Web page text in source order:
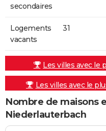
secondaires
Logements
vacants
31
Les villes avec le
Les villes avec le
Nombre de maisons
Niederlauterbach